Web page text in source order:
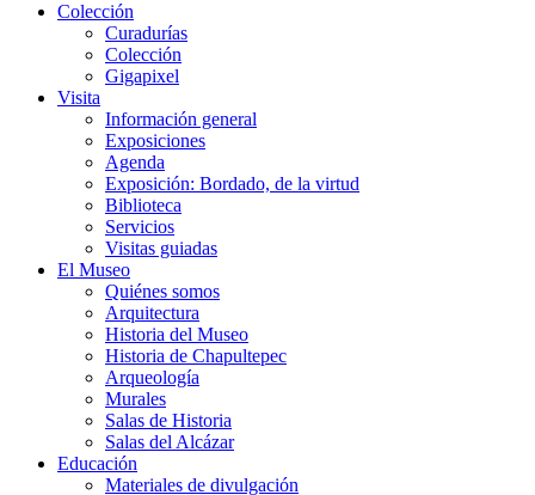
Colección
Curadurías
Colección
Gigapixel
Visita
Información general
Exposiciones
Agenda
Exposición: Bordado, de la virtud
Biblioteca
Servicios
Visitas guiadas
El Museo
Quiénes somos
Arquitectura
Historia del Museo
Historia de Chapultepec
Arqueología
Murales
Salas de Historia
Salas del Alcázar
Educación
Materiales de divulgación